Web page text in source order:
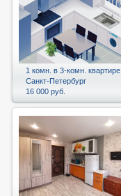
1 комн. в 3-комн. квартире
Санкт-Петербург
16 000 руб.